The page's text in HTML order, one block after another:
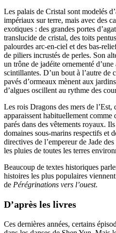
Les palais de Cristal sont modelés
impériaux sur terre, mais avec des
exotiques : des grandes portes
translucide de cristal, des toits
palourdes arc-en-ciel et des bas-
de piliers incrustés de perles. Son
un trône de jadéite ornementé
scintillantes. D’un bout à l’autre de
pavés d’ormeaux mènent aux
d’algues oscillent au rythme des
Les rois Dragons des mers de
apparaissent habituellement comme
parés dans des vêtements royaux.
domaines sous-marins respectifs et
directives de l’empereur de Jade
les pluies de toutes les terres
Beaucoup de textes historiques
histoires les plus populaires
de Pérégrinations vers l’ouest.
D’après les livres
Ces dernières années, certains